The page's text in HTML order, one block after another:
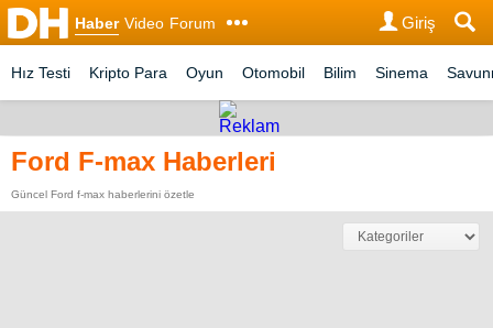
Haber Video Forum Giriş
Hız Testi Kripto Para Oyun Otomobil Bilim Sinema
Ford F-max Haberleri
Güncel Ford f-max haberlerini özetle